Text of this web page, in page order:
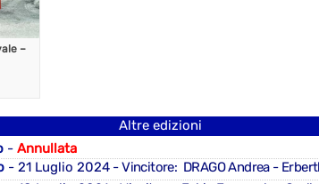
–
Altre edizioni
- Annullata
- 21 Luglio 2024 - Vincitore: DRAGO Andrea -